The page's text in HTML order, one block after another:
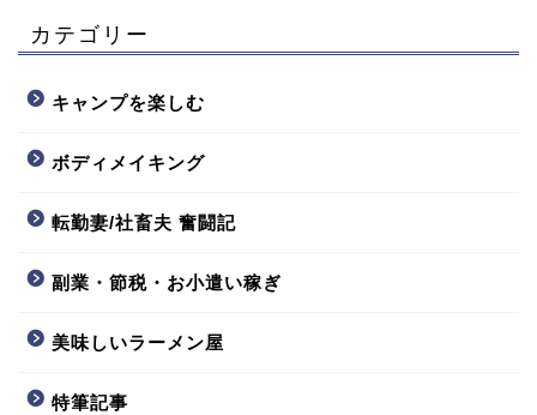
カテゴリー
キャンプを楽しむ
ボディメイキング
転勤妻/社畜夫 奮闘記
副業・節税・お小遣い稼ぎ
美味しいラーメン屋
特筆記事